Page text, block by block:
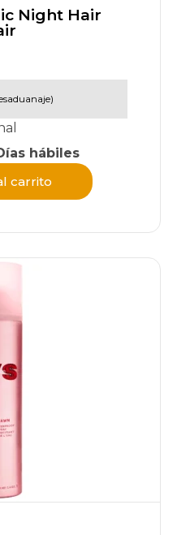
Night Hair
hábiles
carrito